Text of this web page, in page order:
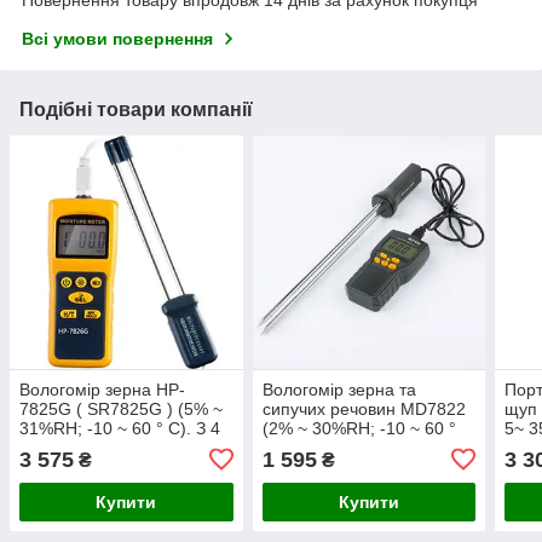
Всі умови повернення
Подібні товари компанії
Вологомір зерна HP-
7825G ( SR7825G ) (5% ~
31%RH; -10 ~ 60 ° C). З 4
щупом, в кейсі
3 575 ₴
Купити
Вологомір зерна та
сипучих речовин MD7822
(2% ~ 30%RH; -10 ~ 60 °
виносними щупами
1 595₴
Купити
щуп
5~
в
3